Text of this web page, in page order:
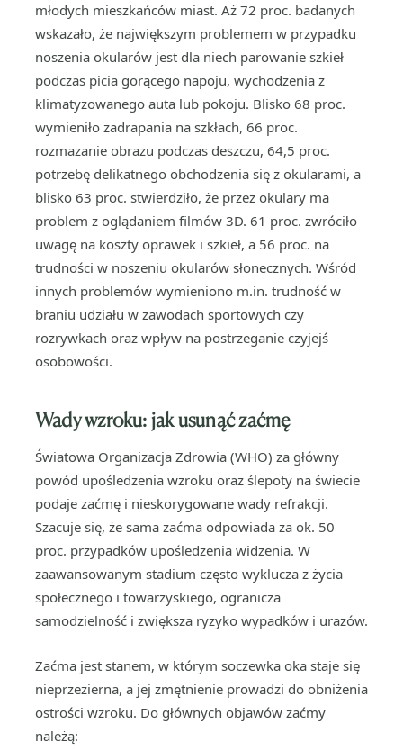
młodych mieszkańców miast. Aż 72 proc. badanych
wskazało, że największym problemem w przypadku
noszenia okularów jest dla niech parowanie szkieł
podczas picia gorącego napoju, wychodzenia z
klimatyzowanego auta lub pokoju. Blisko 68 proc.
wymieniło zadrapania na szkłach, 66 proc.
rozmazanie obrazu podczas deszczu, 64,5 proc.
potrzebę delikatnego obchodzenia się z okularami, a
blisko 63 proc. stwierdziło, że przez okulary ma
problem z oglądaniem filmów 3D. 61 proc. zwróciło
uwagę na koszty oprawek i szkieł, a 56 proc. na
trudności w noszeniu okularów słonecznych. Wśród
innych problemów wymieniono m.in. trudność w
braniu udziału w zawodach sportowych czy
rozrywkach oraz wpływ na postrzeganie czyjejś
osobowości.
Wady wzroku: jak usunąć zaćmę
Światowa Organizacja Zdrowia (WHO) za główny
powód upośledzenia wzroku oraz ślepoty na świecie
podaje zaćmę i nieskorygowane wady refrakcji.
Szacuje się, że sama zaćma odpowiada za ok. 50
proc. przypadków upośledzenia widzenia. W
zaawansowanym stadium często wyklucza z życia
społecznego i towarzyskiego, ogranicza
samodzielność i zwiększa ryzyko wypadków i urazów.
Zaćma jest stanem, w którym soczewka oka staje się
nieprzezierna, a jej zmętnienie prowadzi do obniżenia
ostrości wzroku. Do głównych objawów zaćmy
należą: